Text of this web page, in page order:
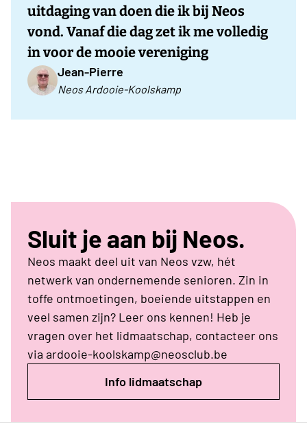
uitdaging van doen die ik bij Neos
vond. Vanaf die dag zet ik me volledig
in voor de mooie vereniging
Jean-Pierre
Neos Ardooie-Koolskamp
Sluit je aan bij Neos.
Neos maakt deel uit van Neos vzw, hét
netwerk van ondernemende senioren. Zin in
toffe ontmoetingen, boeiende uitstappen en
veel samen zijn? Leer ons kennen! Heb je
vragen over het lidmaatschap, contacteer ons
via ardooie-koolskamp@neosclub.be
Info lidmaatschap